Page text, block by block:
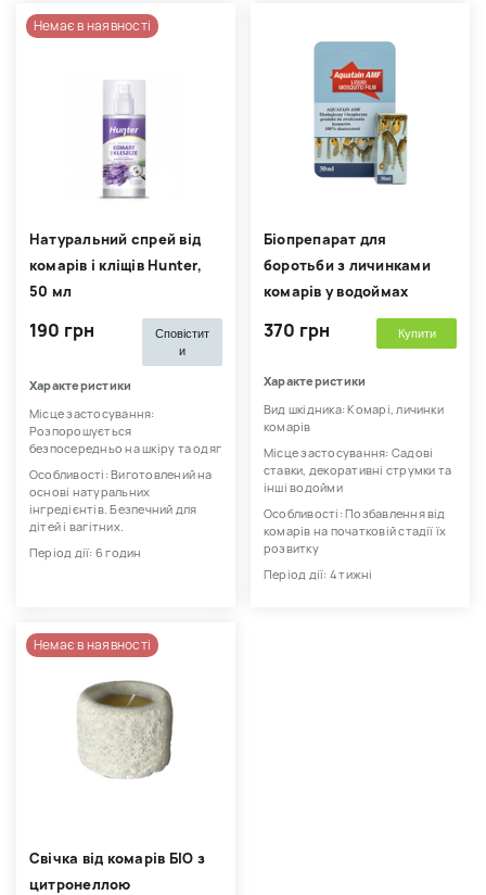
Немає в наявності
Натуральний спрей від
комарів і кліщів Hunter,
50 мл
190 грн
Сповістит
и
Характеристики
Місце застосування:
Розпорошується
безпосередньо на шкіру та одяг
Особливості: Виготовлений на
основі натуральних
інгредієнтів. Безпечний для
дітей і вагітних.
Період дії: 6 годин
Біопрепарат для
боротьби з личинками
комарів у водоймах
370 грн Купити
Характеристики
Вид шкідника: Комарі, личинки
комарів
Місце застосування: Садові
ставки, декоративні струмки та
інші водойми
Особливості: Позбавлення від
комарів на початковій стадії їх
розвитку
Період дії: 4 тижні
Немає в наявності
Свічка від комарів БІО з
цитронеллою